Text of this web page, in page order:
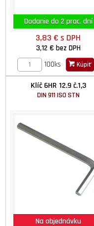
Dodanie do 2 prac. dní
3,83 €s DPH
3,12 € bez DPH
100ks
Kúpiť
Klíč 6HR 12.9 č.1,3
DIN 911 ISO STN
Na objednávku